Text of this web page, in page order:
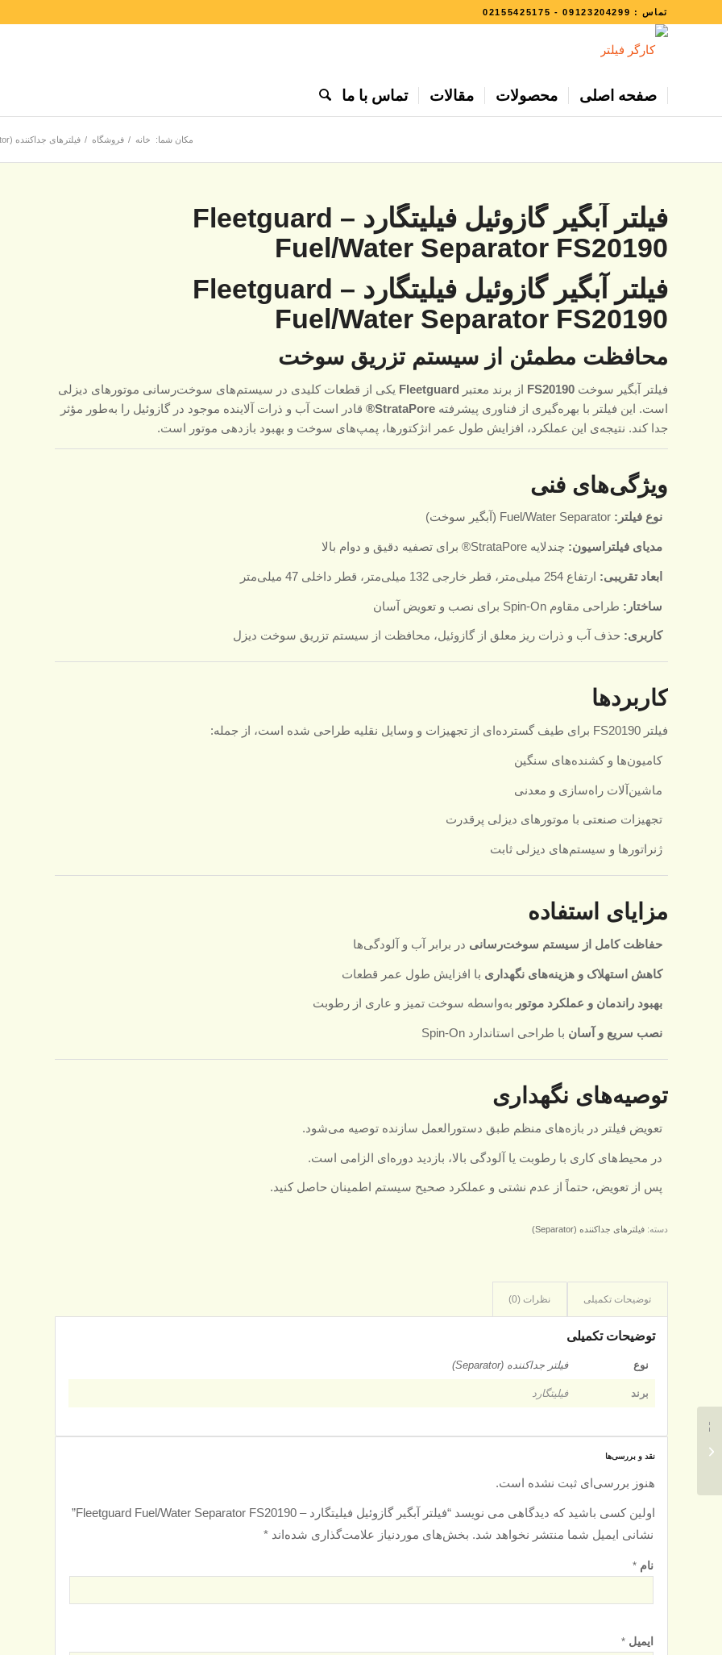
تماس : 09123204299
-
02155425175
صفحه اصلی محصولات مقالات تماس با ما
مکان شما: خانه / فروشگاه / فیلترهای جداکننده (Separator)
فیلتر آبگیر گازوئیل فیلیتگارد – Fleetguard
Fuel/Water Separator FS20190
فیلتر آبگیر گازوئیل فیلیتگارد – Fleetguard
Fuel/Water Separator FS20190
محافظت مطمئن از سیستم تزریق سوخت
فیلتر آبگیر سوخت FS20190 از برند معتبر Fleetguard یکی از قطعات کلیدی در سیستم‌های سوخت‌رسانی موتورهای دیزلی
است. این فیلتر با بهره‌گیری از فناوری پیشرفته StrataPore®
قادر است آب و ذرات آلاینده موجود در گازوئیل را به‌طور مؤثر
جدا کند. نتیجه‌ی این عملکرد، افزایش طول عمر انژکتورها، پمپ‌های سوخت و بهبود بازدهی موتور است.
ویژگی‌های فنی
نوع فیلتر:
مدیای فیلتراسیون: چندلایه StrataPore® برای تصفیه دقیق و دوام بالا
ابعاد تقریبی: ارتفاع 254 میلی‌متر، قطر خارجی 132 میلی‌متر، قطر داخلی 47 میلی‌متر
ساختار: طراحی مقاوم Spin-On برای نصب و تعویض آسان
کاربری: حذف آب و ذرات ریز معلق از گازوئیل، محافظت از سیستم تزریق سوخت دیزل
کاربردها
فیلتر FS20190 برای طیف گسترده‌ای از تجهیزات و وسایل نقلیه طراحی شده است، از جمله:
کامیون‌ها و کشنده‌های سنگین
ماشین‌آلات راه‌سازی و معدنی
تجهیزات صنعتی با موتورهای دیزلی پرقدرت
ژنراتورها و سیستم‌های دیزلی ثابت
مزایای استفاده
حفاظت کامل از سیستم سوخت‌رسانی در برابر آب و آلودگی‌ها
کاهش استهلاک و هزینه‌های نگهداری با افزایش طول عمر قطعات
بهبود راندمان و عملکرد موتور به‌واسطه سوخت تمیز و عاری از رطوبت
نصب سریع و آسان با طراحی استاندارد Spin-On
توصیه‌های نگهداری
تعویض فیلتر در بازه‌های منظم طبق دستورالعمل سازنده توصیه می‌شود.
در محیط‌های کاری با رطوبت یا آلودگی بالا، بازدید دوره‌ای الزامی است.
پس از تعویض، حتماً از عدم نشتی و عملکرد صحیح سیستم اطمینان حاصل کنید.
دسته: فیلترهای جداکننده (Separator)
توضیحات تکمیلی نظرات (0)
توضیحات تکمیلی
نوع فیلتر جداکننده (Separator)
برند فیلیتگارد
نقد و بررسی‌ها
هنوز بررسی‌ای ثبت نشده است.
اولین کسی باشید که دیدگاهی می نویسد “فیلتر آبگیر گازوئیل فیلیتگارد – Fleetguard Fuel/Water Separator FS20190”
نشانی ایمیل شما منتشر نخواهد شد. بخش‌های موردنیاز علامت‌گذاری شده‌اند *
نام *
ایمیل *
فیلتر سوخت کاترپیلار –
1R-0755